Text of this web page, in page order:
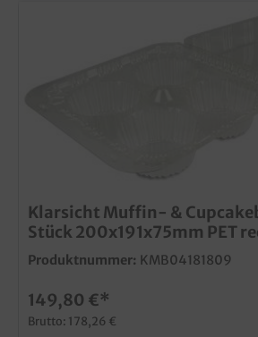
Klarsicht Muffin- &
Stück 200x191x75mm PET
Produktnummer: KMB04181809
149,80 €*
Brutto: 178,26 €